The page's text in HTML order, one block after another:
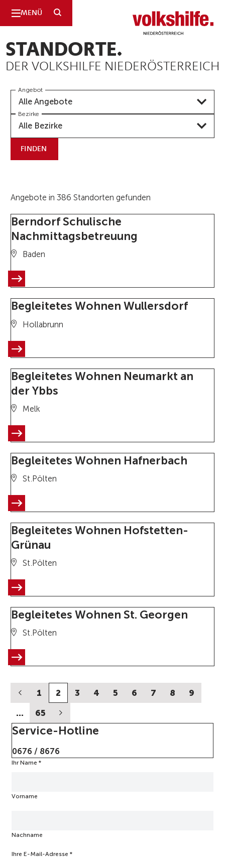
MENÜ SUCHE Niederösterreich
STANDORTE.
DER VOLKSHILFE NIEDERÖSTERREICH
Angebot
Alle Angebote
Bezirke
Alle Bezirke
FINDEN
Angebote in 386 Standorten gefunden
Berndorf Schulische
Nachmittagsbetreuung
Baden
Begleitetes Wohnen Wullersdorf
Hollabrunn
Begleitetes Wohnen Neumarkt an
der Ybbs
Melk
Begleitetes Wohnen Hafnerbach
St.Pölten
Begleitetes Wohnen Hofstetten-
Grünau
St.Pölten
Begleitetes Wohnen St. Georgen
St.Pölten
1 2 3 4 5 6 7 8
9
…
65
Service-Hotline
0676 / 8676
Ihr Name *
Vorname
Nachname
Ihre E-Mail-Adresse *
j
i